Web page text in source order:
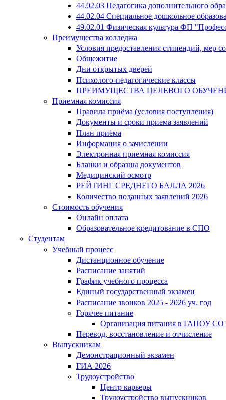
44.02.03 Педагогика дополнительного
44.02.04 Специальное дошкольное
49.02.01 Физическая культура ФП
Преимущества колледжа
Условия предоставления стипендий, мер
Общежитие
Дни открытых дверей
Психолого-педагогические классы
ПРЕИМУЩЕСТВА ЦЕЛЕВОГО
Приемная комиссия
Правила приёма (условия поступления)
Документы и сроки приема заявлений
План приёма
Информация о зачислении
Электронная приемная комиссия
Бланки и образцы документов
Медицинский осмотр
РЕЙТИНГ СРЕДНЕГО БАЛЛА 2026
Количество поданных заявлений 2026
Стоимость обучения
Онлайн оплата
Образовательное кредитование в СПО
Студентам
Учебный процесс
Дистанционное обучение
Расписание занятий
График учебного процесса
Единый государственный экзамен
Расписание звонков 2025 - 2026 уч. год
Горячее питание
Организация питания в ГАПОУ СО
Перевод, восстановление и отчисление
Выпускникам
Демонстрационный экзамен
ГИА 2026
Трудоустройство
Центр карьеры
Трудоустройство выпускников